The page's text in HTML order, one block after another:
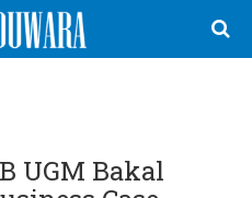
UGM Bakal